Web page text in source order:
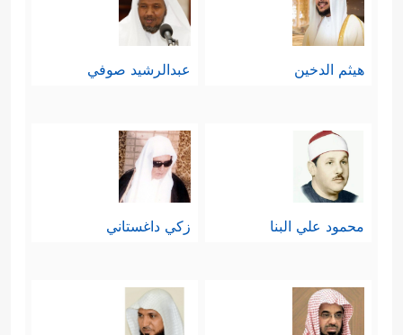
هيثم الدخين عبدالرشيد صوفي
محمود علي البنا زكي داغستاني